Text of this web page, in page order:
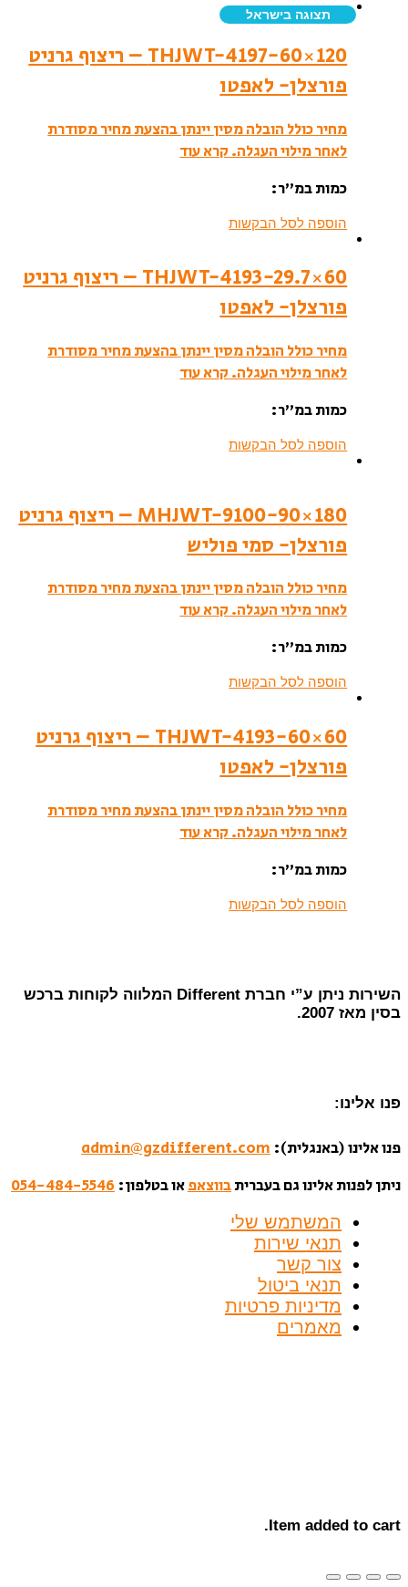
תצוגה בישראל
THJWT-4197-60×120 – ריצוף גרניט
פורצלן- לאפטו
מחיר כולל הובלה מסין יינתן בהצעת מחיר מסודרת
לאחר מילוי העגלה. קרא עוד
כמות במ”ר:
הוספה לסל הבקשות
THJWT-4193-29.7×60 – ריצוף גרניט
פורצלן- לאפטו
מחיר כולל הובלה מסין יינתן בהצעת מחיר מסודרת
לאחר מילוי העגלה.קרא עוד
כמות במ”ר:
הוספה לסל הבקשות
MHJWT-9100-90×180 – ריצוף גרניט
פורצלן- סמי פוליש
מחיר כולל הובלה מסין יינתן בהצעת מחיר מסודרת
לאחר מילוי העגלה.קרא עוד
כמות במ”ר:
הוספה לסל הבקשות
THJWT-4193-60×60 – ריצוף גרניט
פורצלן- לאפטו
מחיר כולל הובלה מסין יינתן בהצעת מחיר מסודרת
לאחר מילוי העגלה. קרא עוד
כמות במ”ר:
הוספה לסל הבקשות
השירות ניתן ע”י חברת Different המלווה לקוחות ברכש
בסין מאז 2007.
פנו אלינו:
פנו אלינו (באנגלית): admin@gzdifferent.com
ניתן לפנות אלינו גם בעבריתבווצאפאו בטלפון: 054-484-5546
המשתמש שלי
תנאי שירות
צור קשר
תנאי ביטול
מדיניות פרטיות
מאמרים
Item added to cart.